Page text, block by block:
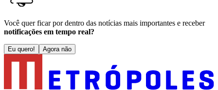
Você quer ficar por dentro das notícias mais importantes e receber
notificações em tempo real?
Eu quero! Agora não